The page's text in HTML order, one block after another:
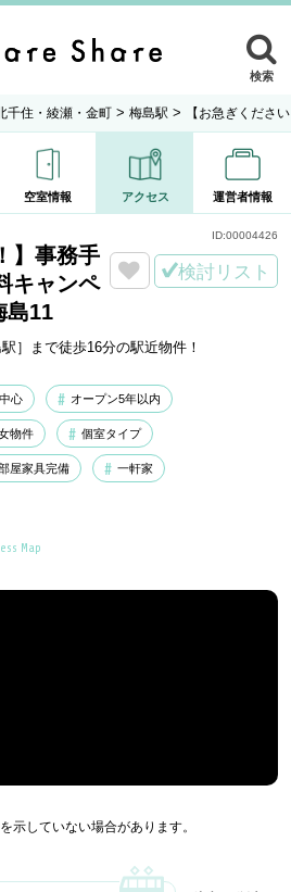
検索
千住・綾瀬・金町 > 梅島駅 > 【お急ぎくださ
空室情報 アクセス 運営者情報
】事務手
キャンペ
島11
］まで徒歩16分の駅近物件！
検討リスト
心 オープン5年以内
物件 個室タイプ
屋家具完備 一軒家
ID:00004426
Map
示していない場合があります。